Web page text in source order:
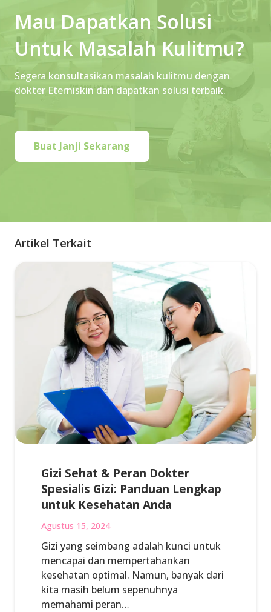
Mau Dapatkan Solusi
Untuk Masalah Kulitmu?
Segera konsultasikan masalah kulitmu dengan
dokter Eterniskin dan dapatkan solusi terbaik.
Buat Janji Sekarang
Artikel Terkait
Gizi Sehat & Peran Dokter
Spesialis Gizi: Panduan Lengkap
untuk Kesehatan Anda
Agustus 15, 2024
Gizi yang seimbang adalah kunci untuk
mencapai dan mempertahankan
kesehatan optimal. Namun, banyak dari
kita masih belum sepenuhnya
memahami peran…